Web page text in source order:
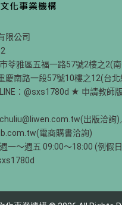
限公司
苓雅區五福一路57號2樓之2(
慶南路一段57號10樓之12(台北
：@sxs1780d ★ 申請教師
出版洽詢)
電商購書洽詢)
一～週五 09:00～18:00 (例假